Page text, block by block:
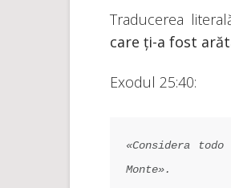
Traducerea
care ți-a fost
Exodul 25:40:
«Considera
Monte».